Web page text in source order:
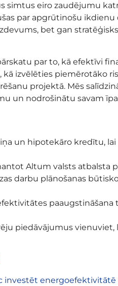
simtus eiro zaudējumu
par apgrūtinošu
bet gan
par to, kā efektīvi
kā izvēlēties piemērotāko
projektā. Mēs
un nodrošinātu savam
un hipotekāro kredītu,
Altum valsts atbalsta
darbu plānošanas
piedāvājumus
investēt energoefektivitātē